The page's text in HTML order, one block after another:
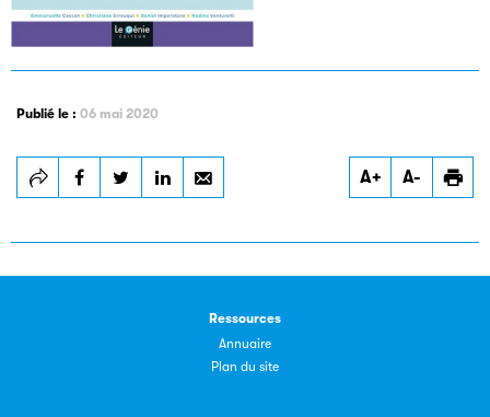
Publié le : 06 mai 2020
A+ A-
Ressources
Annuaire
Plan du site
enfants de CM1 et de CM2.
Partenaire